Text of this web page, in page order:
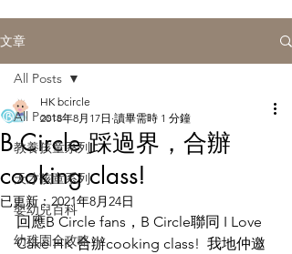
文章
All Posts
教養孩童系列
天才孩童系列
嬰幼兒百科
幼稚園全攻略
All Posts
B Circle 踩過界，合辦
cooking class!
HK bcircle
2018年8月17日 讀畢需時 1 分鐘
已更新：2021年8月24日
回應B Circle fans，B Circle聯同 I Love
Cake HK 合辦cooking class!  我地仲邀